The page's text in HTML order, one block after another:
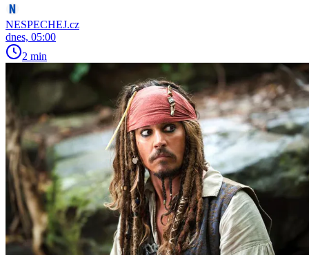
NESPECHEJ.cz
dnes, 05:00
2 min